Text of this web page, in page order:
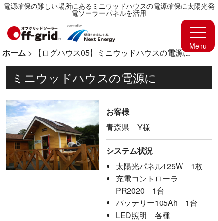
電源確保の難しい場所にあるミニウッドハウスの電源確保に太陽光発
電ソーラーパネルを活用
ホーム > 【ログハウス05】ミニウッドハウスの電源に
ミニウッドハウスの電源に
お客様
青森県 Y様
システム状況
太陽光パネル125W 1枚
充電コントローラ
PR2020 1台
バッテリー105Ah 1台
LED照明 各種